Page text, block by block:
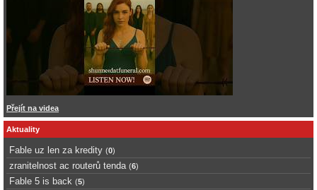
Přejít na videa
Aktuality
Fable uz len za kredity (0)
zranitelnost ac routerů tenda (6)
Fable 5 is back (5)